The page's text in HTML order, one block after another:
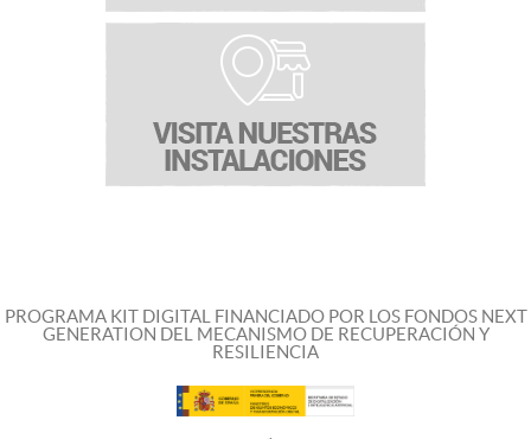
PROGRAMA KIT DIGITAL FINANCIADO POR LOS FONDOS NEXT
GENERATION DEL MECANISMO DE RECUPERACIÓN Y
RESILIENCIA